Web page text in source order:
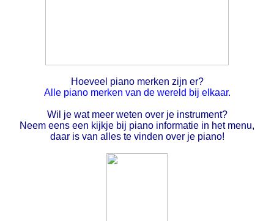
Hoeveel piano merken zijn er?
Alle piano merken van de wereld bij elkaar.
Wil je wat meer weten over je instrument?
Neem eens een kijkje bij piano informatie in het menu,
daar is van alles te vinden over je piano!